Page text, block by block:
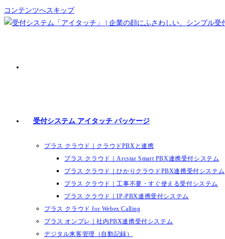
コンテンツへスキップ
受付システム アイタッチ パッケージ
プラス クラウド｜クラウドPBXと連携
プラス クラウド｜Arcstar Smart PBX連携受付システム
プラス クラウド｜ひかりクラウドPBX連携受付システム
プラス クラウド｜工事不要・すぐ使える受付システム
プラス クラウド｜IP-PBX連携受付システム
プラス クラウド for Webex Calling
プラス オンプレ｜社内PBX連携受付システム
デジタル来客管理（自動記録）